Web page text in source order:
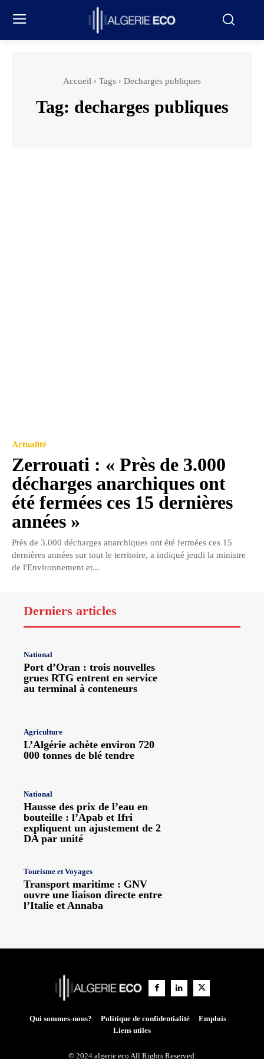
Accueil Tags Decharges publiques
Tag: decharges publiques
Actualité
Zerrouati : « Près de 3.000
décharges anarchiques ont
été fermées ces 15 dernières
années »
Près de 3.000 décharges anarchiques ont été fermées ces 15
dernières années sur tout le territoire, a indiqué jeudi la ministre
de l'Environnement et...
Derniers articles
National
Port d’Oran : trois nouvelles
grues RTG entrent en service
au terminal à conteneurs
Agriculture
L’Algérie achète environ 720
000 tonnes de blé tendre
National
Hausse des prix de l’eau en
bouteille : l’Apab et Ifri
expliquent un ajustement de 2
DA par unité
Tourisme et Voyages
Transport maritime : GNV
ouvre une liaison directe entre
l’Italie et Annaba
Qui sommes-nous? Politique de confidentialité
Emplois
Liens utiles
© 2024 algerie eco All Rights Reserved.